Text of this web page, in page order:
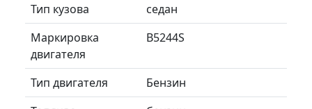
Тип кузова
седан
Маркировка
двигателя
B5244S
Тип двигателя
Бензин